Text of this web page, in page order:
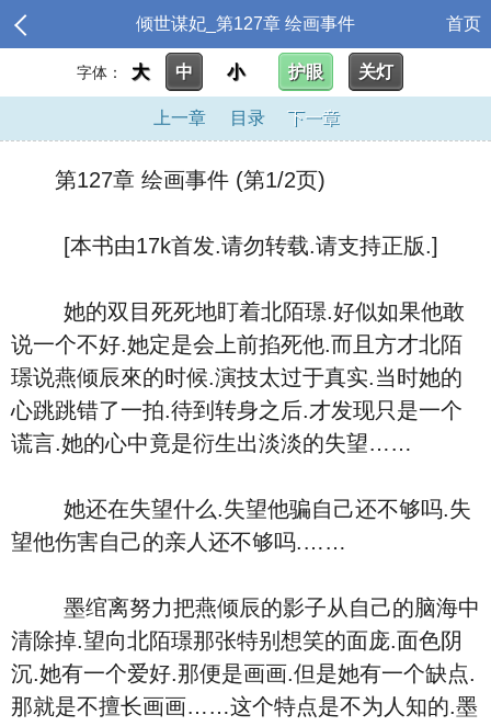
倾世谋妃_第127章 绘画事件 首页
字体： 大 中 小 护眼 关灯
上一章 目录 下一章
第127章 绘画事件 (第1/2页)
[本书由17k首发.请勿转载.请支持正版.]
她的双目死死地盯着北陌璟.好似如果他敢
说一个不好.她定是会上前掐死他.而且方才北陌
璟说燕倾辰來的时候.演技太过于真实.当时她的
心跳跳错了一拍.待到转身之后.才发现只是一个
谎言.她的心中竟是衍生出淡淡的失望……
她还在失望什么.失望他骗自己还不够吗.失
望他伤害自己的亲人还不够吗.……
墨绾离努力把燕倾辰的影子从自己的脑海中
清除掉.望向北陌璟那张特别想笑的面庞.面色阴
沉.她有一个爱好.那便是画画.但是她有一个缺点.
那就是不擅长画画……这个特点是不为人知的.墨